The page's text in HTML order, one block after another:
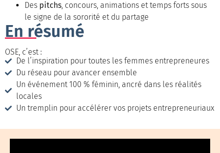
Des pitchs, concours, animations et temps forts sous
le signe de la sororité et du partage
En résumé
OSE, c’est :
De l’inspiration pour toutes les femmes entrepreneures
Du réseau pour avancer ensemble
Un événement 100 % féminin, ancré dans les réalités
locales
Un tremplin pour accélérer vos projets entrepreneuriaux